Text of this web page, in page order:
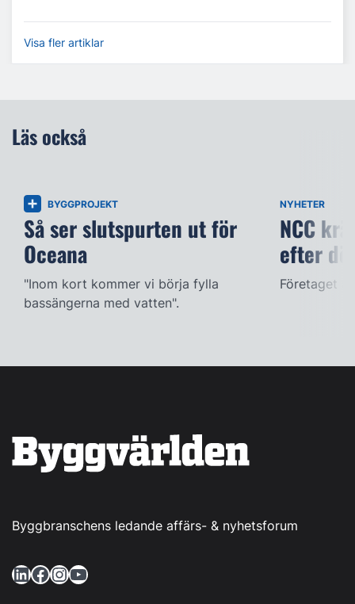
Visa fler artiklar
Läs också
BYGGPROJEKT
Så ser slutspurten ut för
Oceana
"Inom kort kommer vi börja fylla
bassängerna med vatten".
NYHETER
NCC
efter
Företaget
Byggbranschens ledande affärs- & nyhetsforum
LinkedIn Facebook InstagramYouTube